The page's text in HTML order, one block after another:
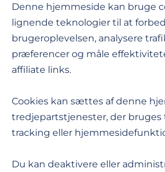
Denne hjemmeside kan bruge
lignende teknologier til at
brugeroplevelsen, analysere
præferencer og måle
affiliate links.
Cookies kan sættes af denne
tredjepartstjenester, der bruges
tracking eller
Du kan deaktivere eller